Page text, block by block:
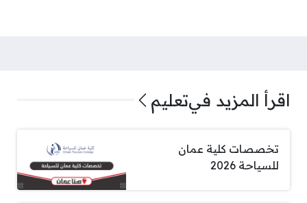
اقرأ المزيد فيتعليم
تخصصات كلية عمان
للسياحة 2026